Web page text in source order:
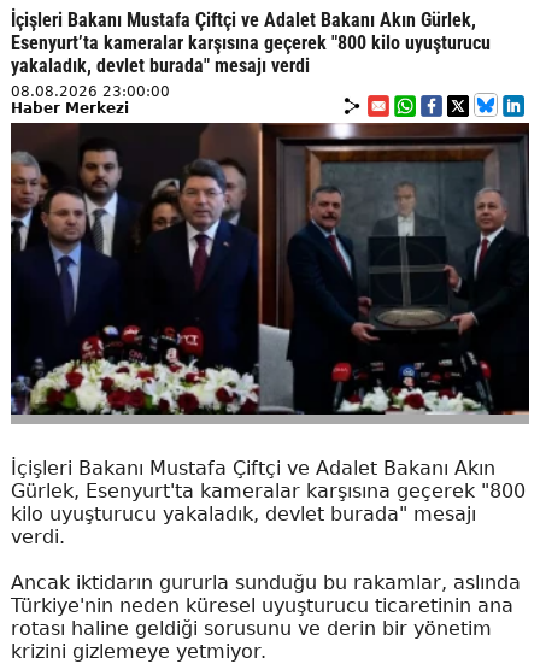
İçişleri Bakanı Mustafa Çiftçi ve Adalet Bakanı Akın Gürlek,
Esenyurt’ta kameralar karşısına geçerek "800 kilo uyuşturucu
yakaladık, devlet burada" mesajı verdi
08.08.2026 23:00:00
Haber Merkezi
İçişleri Bakanı Mustafa Çiftçi ve Adalet Bakanı Akın
Gürlek, Esenyurt'ta kameralar karşısına geçerek "800
kilo uyuşturucu yakaladık, devlet burada" mesajı
verdi.
Ancak iktidarın gururla sunduğu bu rakamlar, aslında
Türkiye'nin neden küresel uyuşturucu ticaretinin ana
rotası haline geldiği sorusunu ve derin bir yönetim
krizini gizlemeye yetmiyor.